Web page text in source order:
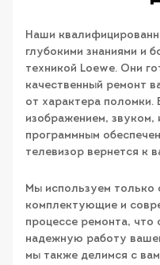
Наши
глубокими знаниями и
техникой Loewe. Они
качественный ремонт
от характера
изображением, звуком,
программным
телевизор вернется к
Мы используем только
комплектующие и
процессе ремонта, что
надежную работу
мы также делимся с